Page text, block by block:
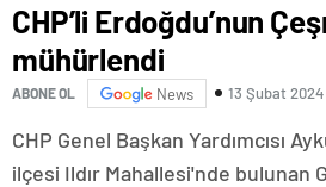
CHP’li Erdoğdu’nun
mühürlendi
ABONE OL News 13 Şubat 2024
CHP Genel Başkan Yardımcısı
ilçesi Ildır Mahallesi'nde bulunan